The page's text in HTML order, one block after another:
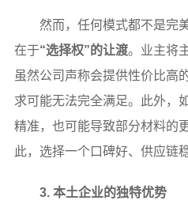
然而，任何模式都不是完
在于“选择权”的让渡。业主将
虽然公司声称会提供性价比高
求可能无法完全满足。此外，
精准，也可能导致部分材料的
此，选择一个口碑好、供应链
3. 本土企业的独特优势